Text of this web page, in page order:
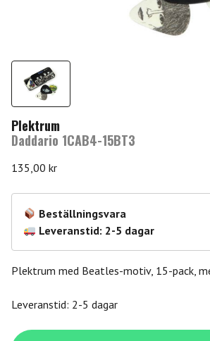
Plektrum
Daddario 1CAB4-15BT3
135,00 kr
Beställningsvara
Leveranstid: 2-5 dagar
Plektrum med Beatles-motiv, 15-pack,
Leveranstid: 2-5 dagar
Daddario